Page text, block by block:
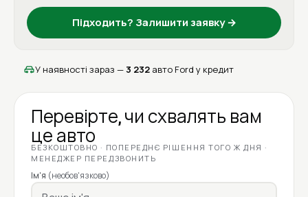
Підходить? Залишити заявку →
У наявності зараз — 3 232 авто Ford у кредит
Перевірте, чи схвалять вам
це авто
БЕЗКОШТОВНО · ПОПЕРЕДНЄ РІШЕННЯ ТОГО Ж ДНЯ ·
МЕНЕДЖЕР ПЕРЕДЗВОНИТЬ
Ім'я (необов'язково)